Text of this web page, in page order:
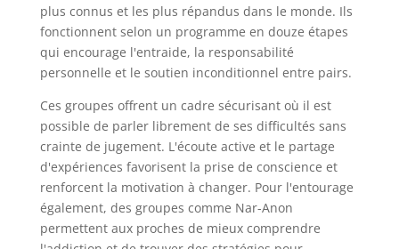
plus connus et les plus répandus dans le monde. Ils
fonctionnent selon un programme en douze étapes
qui encourage l'entraide, la responsabilité
personnelle et le soutien inconditionnel entre pairs.
Ces groupes offrent un cadre sécurisant où il est
possible de parler librement de ses difficultés sans
crainte de jugement. L'écoute active et le partage
d'expériences favorisent la prise de conscience et
renforcent la motivation à changer. Pour l'entourage
également, des groupes comme Nar-Anon
permettent aux proches de mieux comprendre